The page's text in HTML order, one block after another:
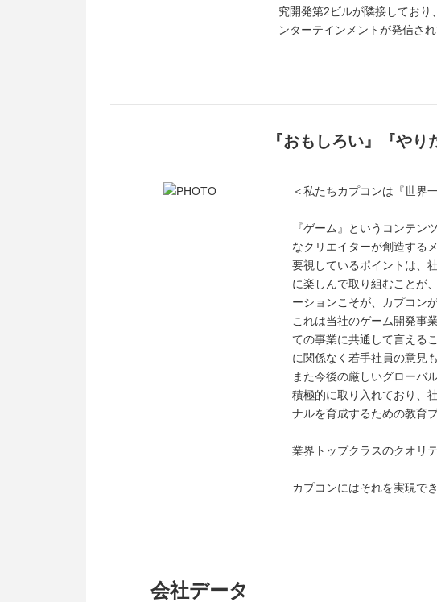
究開発第2ビルが隣接しており
ンターテインメントが発信され
『おもしろい』『や
＜私たちカプコンは『世界
『ゲーム』というコンテ
なクリエイターが創造する
要視しているポイントは、
に楽しんで取り組むことが
ーションこそが、カプコン
これは当社のゲーム開発事
ての事業に共通して言える
に関係なく若手社員の意見
また今後の厳しいグローバ
積極的に取り入れており、
ナルを育成するための教育
業界トップクラスのクオリ
カプコンにはそれを実現で
会社データ